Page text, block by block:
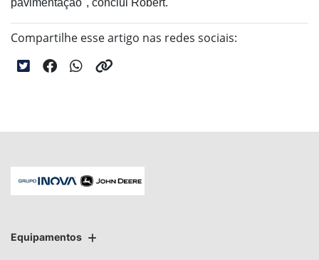
pavimentação", conclui Robert.
Compartilhe esse artigo nas redes sociais:
Equipamentos